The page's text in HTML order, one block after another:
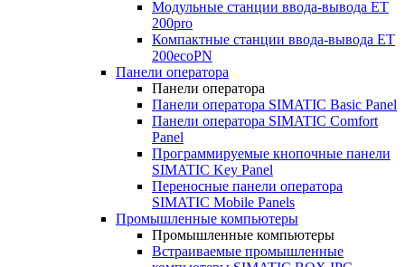
Модульные станции ввода-вывода ET
200pro
Компактные станции ввода-вывода ET
200ecoPN
Панели оператора
Панели оператора
Панели оператора SIMATIC Basic Panel
Панели оператора SIMATIC Comfort
Panel
Программируемые кнопочные панели
SIMATIC Key Panel
Переносные панели оператора
SIMATIC Mobile Panels
Промышленные компьютеры
Промышленные компьютеры
Встраиваемые промышленные